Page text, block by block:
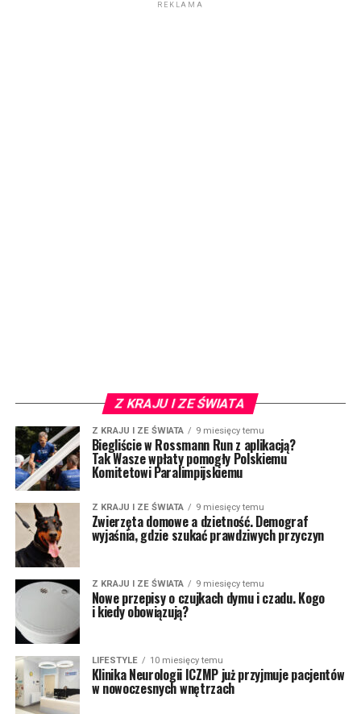
REKLAMA
Z KRAJU I ZE ŚWIATA
Z KRAJU I ZE ŚWIATA 9 miesięcy temu
Biegliście w Rossmann Run z aplikacją?
Tak Wasze wpłaty pomogły Polskiemu
Komitetowi Paralimpijskiemu
Z KRAJU I ZE ŚWIATA 9 miesięcy temu
Zwierzęta domowe a dzietność. Demograf
wyjaśnia, gdzie szukać prawdziwych przyczyn
Z KRAJU I ZE ŚWIATA 9 miesięcy temu
Nowe przepisy o czujkach dymu i czadu. Kogo
i kiedy obowiązują?
LIFESTYLE 10 miesięcy temu
Klinika Neurologii ICZMP już przyjmuje pacjentów
w nowoczesnych wnętrzach